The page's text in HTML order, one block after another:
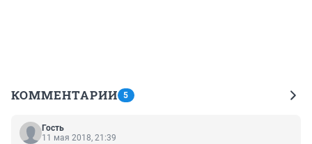
КОММЕНТАРИИ 5
Гость
11 мая 2018, 21:39